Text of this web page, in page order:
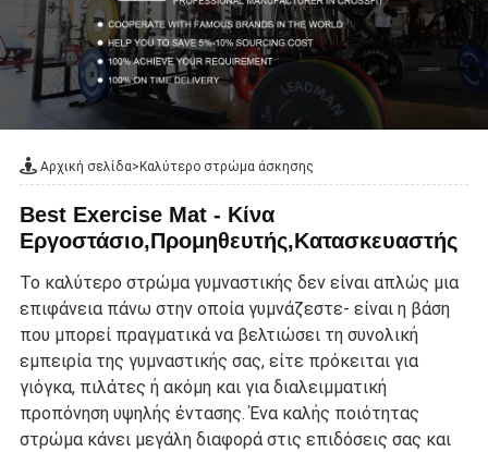
Αρχική σελίδα>Καλύτερο στρώμα άσκησης
Best Exercise Mat - Κίνα
Εργοστάσιο,Προμηθευτής,Κατασκευαστής
Το καλύτερο στρώμα γυμναστικής δεν είναι απλώς μια
επιφάνεια πάνω στην οποία γυμνάζεστε- είναι η βάση
που μπορεί πραγματικά να βελτιώσει τη συνολική
εμπειρία της γυμναστικής σας, είτε πρόκειται για
γιόγκα, πιλάτες ή ακόμη και για διαλειμματική
προπόνηση υψηλής έντασης. Ένα καλής ποιότητας
στρώμα κάνει μεγάλη διαφορά στις επιδόσεις σας και